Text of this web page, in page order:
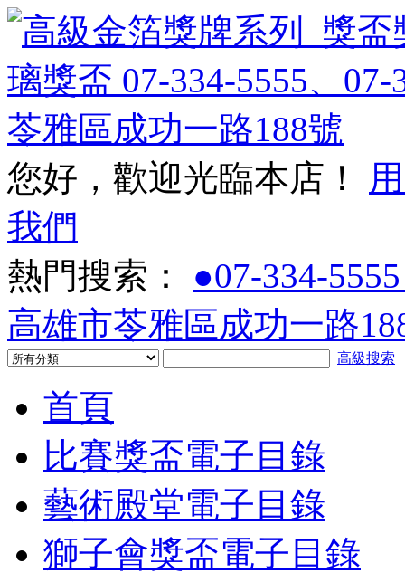
您好，歡迎光臨本店！
我們
熱門搜索： ●07-334-
高雄市苓雅區成功一路
高級搜索
首頁
比賽獎盃電子目錄
藝術殿堂電子目錄
獅子會獎盃電子目錄